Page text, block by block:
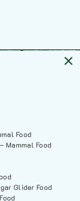
Food
Mammal Food
Glider Food